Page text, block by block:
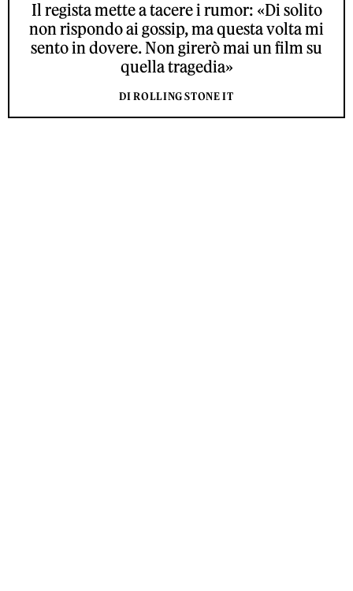
Il regista mette a tacere i rumor: «Di solito
non rispondo ai gossip, ma questa volta mi
sento in dovere. Non girerò mai un film su
quella tragedia»
DI ROLLING STONE IT